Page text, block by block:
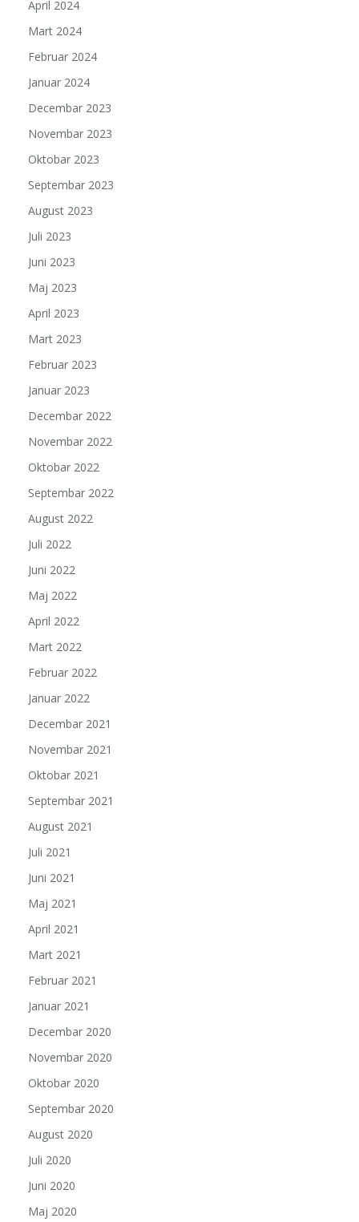
April 2024
Mart 2024
Februar 2024
Januar 2024
Decembar 2023
Novembar 2023
Oktobar 2023
Septembar 2023
August 2023
Juli 2023
Juni 2023
Maj 2023
April 2023
Mart 2023
Februar 2023
Januar 2023
Decembar 2022
Novembar 2022
Oktobar 2022
Septembar 2022
August 2022
Juli 2022
Juni 2022
Maj 2022
April 2022
Mart 2022
Februar 2022
Januar 2022
Decembar 2021
Novembar 2021
Oktobar 2021
Septembar 2021
August 2021
Juli 2021
Juni 2021
Maj 2021
April 2021
Mart 2021
Februar 2021
Januar 2021
Decembar 2020
Novembar 2020
Oktobar 2020
Septembar 2020
August 2020
Juli 2020
Juni 2020
Maj 2020